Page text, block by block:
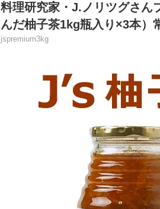
料理研究家・J.ノリツグさ
んだ柚子茶1kg瓶入り×3本）
jspremium3kg